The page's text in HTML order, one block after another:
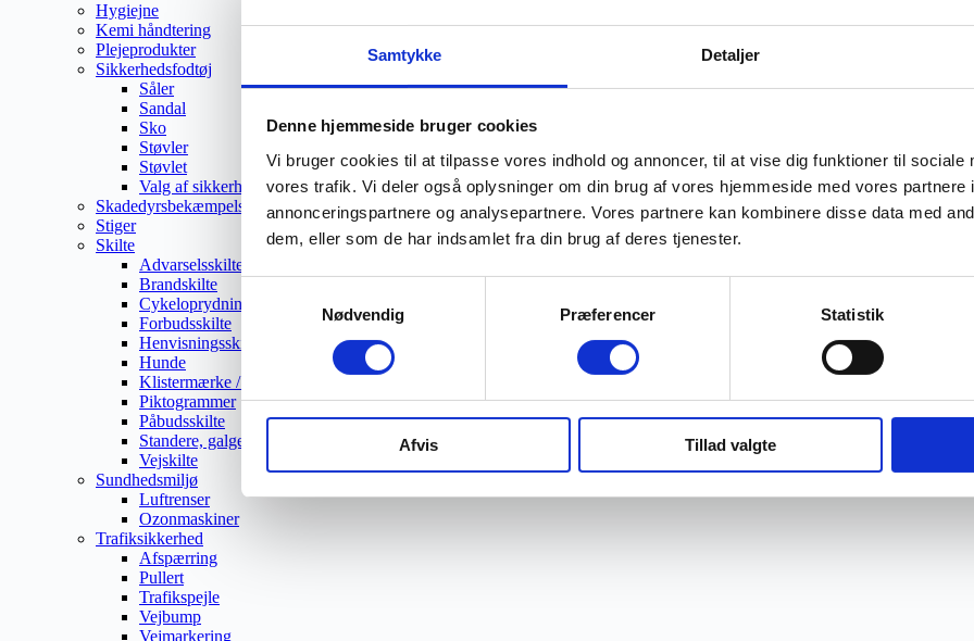
Samtykke Detaljer
Denne hjemmeside bruger cookies
Vi bruger cookies til at tilpasse vores indhold og annoncer, til at vise dig funktioner til sociale
vores trafik. Vi deler også oplysninger om din brug af vores hjemmeside med vores partnere
annonceringspartnere og analysepartnere. Vores partnere kan kombinere disse data med
dem, eller som de har indsamlet fra din brug af deres tjenester.
Nødvendig
Præferencer Statistik
Afvis Tillad valgte
Hygiejne
Kemi håndtering
Plejeprodukter
Sikkerhedsfodtøj
Såler
Sandal
Sko
Støvler
Støvlet
Valg af sikkerhedssko
Skadedyrsbekæmpelse
Stiger
Skilte
Advarselsskilte
Brandskilte
Cykeloprydning
Forbudsskilte
Henvisningsskilte
Hunde
Klistermærke / Markat
Piktogrammer
Påbudsskilte
Standere, galger og beslag
Vejskilte
Sundhedsmiljø
Luftrenser
Ozonmaskiner
Trafiksikkerhed
Afspærring
Pullert
Trafikspejle
Vejbump
Vejmarkering